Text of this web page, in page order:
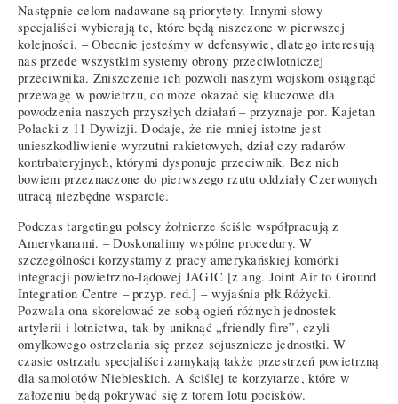
Następnie celom nadawane są priorytety. Innymi słowy
specjaliści wybierają te, które będą niszczone w pierwszej
kolejności. – Obecnie jesteśmy w defensywie, dlatego interesują
nas przede wszystkim systemy obrony przeciwlotniczej
przeciwnika. Zniszczenie ich pozwoli naszym wojskom osiągnąć
przewagę w powietrzu, co może okazać się kluczowe dla
powodzenia naszych przyszłych działań – przyznaje por. Kajetan
Polacki z 11 Dywizji. Dodaje, że nie mniej istotne jest
unieszkodliwienie wyrzutni rakietowych, dział czy radarów
kontrbateryjnych, którymi dysponuje przeciwnik. Bez nich
bowiem przeznaczone do pierwszego rzutu oddziały Czerwonych
utracą niezbędne wsparcie.
Podczas targetingu polscy żołnierze ściśle współpracują z
Amerykanami. – Doskonalimy wspólne procedury. W
szczególności korzystamy z pracy amerykańskiej komórki
integracji powietrzno-lądowej JAGIC [z ang. Joint Air to Ground
Integration Centre – przyp. red.] – wyjaśnia płk Różycki.
Pozwala ona skorelować ze sobą ogień różnych jednostek
artylerii i lotnictwa, tak by uniknąć „friendly fire”, czyli
omyłkowego ostrzelania się przez sojusznicze jednostki. W
czasie ostrzału specjaliści zamykają także przestrzeń powietrzną
dla samolotów Niebieskich. A ściślej te korzytarze, które w
założeniu będą pokrywać się z torem lotu pocisków.